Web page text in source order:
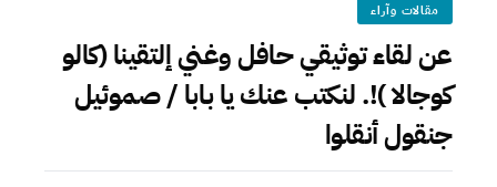
مقالات وآراء
عن لقاء توثيقي حافل وغني إلتقينا (كالو
كوجالا )!. لنكتب عنك يا بابا / صموئيل
جنقول أنقلوا